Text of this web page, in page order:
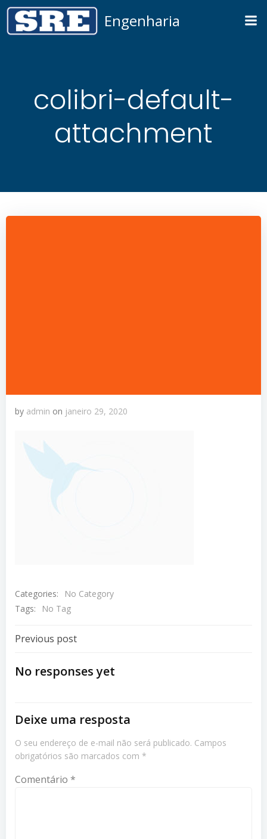
para
Engenharia
colibri-default-
attachment
by admin on janeiro 29, 2020
Categories:
No Category
Tags:
No Tag
Navegação
De
Previous post
No responses yet
Deixe uma resposta
O seu endereço de e-mail não será publicado. Campos
obrigatórios são marcados com *
Comentário *